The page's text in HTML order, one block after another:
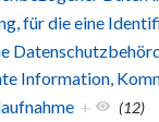
für die eine
Information,
+ (12)